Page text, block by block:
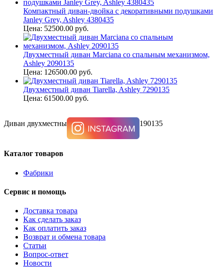
Компактный диван-двойка с декоративными подушками
Janley Grey, Ashley 4380435
Цена: 52500.00 руб.
Двухместный диван Marciana со спальным механизмом,
Ashley 2090135
Цена: 126500.00 руб.
Двухместный диван Tiarella, Ashley 7290135
Цена: 61500.00 руб.
Диван двухместный Larkinhurst, Ashley 3190135
Каталог товаров
Фабрики
Сервис и помощь
Доставка товара
Как сделать заказ
Как оплатить заказ
Возврат и обмена товара
Статьи
Вопрос-ответ
Новости